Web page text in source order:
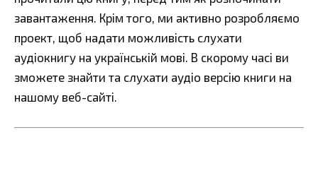
завантаження. Крім того, ми активно розробляємо
проект, щоб надати можливість слухати
аудіокнигу на українській мові. В скорому часі ви
зможете знайти та слухати аудіо версію книги на
нашому веб-сайті.